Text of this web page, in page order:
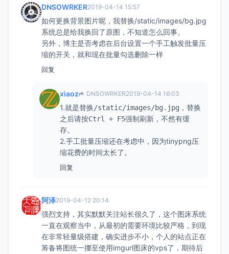
DNSOWRKER2019-04-14 15:57
如何更换背景图片呢，我替换/static/images/bg.jpg
系统总是给我换回了原图，不知道怎么回事。
另外，博主是否考虑在后台设置一个手工触发批量压
缩的开关，就和现在批量勾选删除一样
回复
xiaoz DNSOWRKER2019-04-14 16:03
1.就是替换/static/images/bg.jpg ，替换
之后请按Ctrl + F5强制刷新，不然有缓
存。
2.手工批量压缩还在考虑中，因为tinypng压
缩花费的时间太长了。
回复
阿泽2019-04-12 20:14
强烈支持，其实默默关注站长很久了，这个图床系统
一直在观察当中，从最初的需要环境比较严格，到现
在非常轻量级搭建，确实进步不小，个人的站点正在
筹备将图统一挪至使用imgurl图床的vps了，期待后